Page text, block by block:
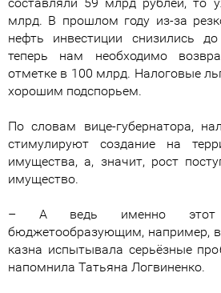
млрд. В прошлом году из-за
нефть инвестиции снизились
теперь нам необходимо
отметке в 100 млрд. Налоговые
хорошим подспорьем.
По словам вице-губернатора,
стимулируют создание на
имущества, а, значит, рост
имущество.
– А ведь именно этот
бюджетообразующим, например,
казна испытывала серьёзные
напомнила Татьяна Логвиненко.